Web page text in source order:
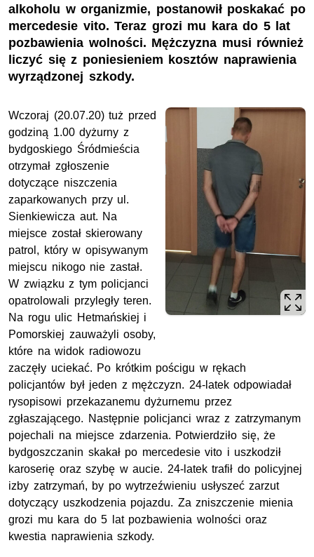
alkoholu w organizmie, postanowił poskakać po
mercedesie vito. Teraz grozi mu kara do 5 lat
pozbawienia wolności. Mężczyzna musi również
liczyć się z poniesieniem kosztów naprawienia
wyrządzonej szkody.
Wczoraj (20.07.20) tuż przed
godziną 1.00 dyżurny z
bydgoskiego Śródmieścia
otrzymał zgłoszenie
dotyczące niszczenia
zaparkowanych przy ul.
Sienkiewicza aut. Na
miejsce został skierowany
patrol, który w opisywanym
miejscu nikogo nie zastał.
W związku z tym policjanci
opatrolowali przyległy teren.
Na rogu ulic Hetmańskiej i
Pomorskiej zauważyli osoby,
które na widok radiowozu
zaczęły uciekać. Po krótkim pościgu w rękach
policjantów był jeden z mężczyzn. 24-latek odpowiadał
rysopisowi przekazanemu dyżurnemu przez
zgłaszającego. Następnie policjanci wraz z zatrzymanym
pojechali na miejsce zdarzenia. Potwierdziło się, że
bydgoszczanin skakał po mercedesie vito i uszkodził
karoserię oraz szybę w aucie. 24-latek trafił do policyjnej
izby zatrzymań, by po wytrzeźwieniu usłyszeć zarzut
dotyczący uszkodzenia pojazdu. Za zniszczenie mienia
grozi mu kara do 5 lat pozbawienia wolności oraz
kwestia naprawienia szkody.